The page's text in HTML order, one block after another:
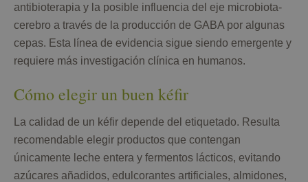
antibioterapia y la posible influencia del eje microbiota-
cerebro a través de la producción de GABA por algunas
cepas. Esta línea de evidencia sigue siendo emergente y
requiere más investigación clínica en humanos.
Cómo elegir un buen kéfir
La calidad de un kéfir depende del etiquetado. Resulta
recomendable elegir productos que contengan
únicamente leche entera y fermentos lácticos, evitando
azúcares añadidos, edulcorantes artificiales, almidones,